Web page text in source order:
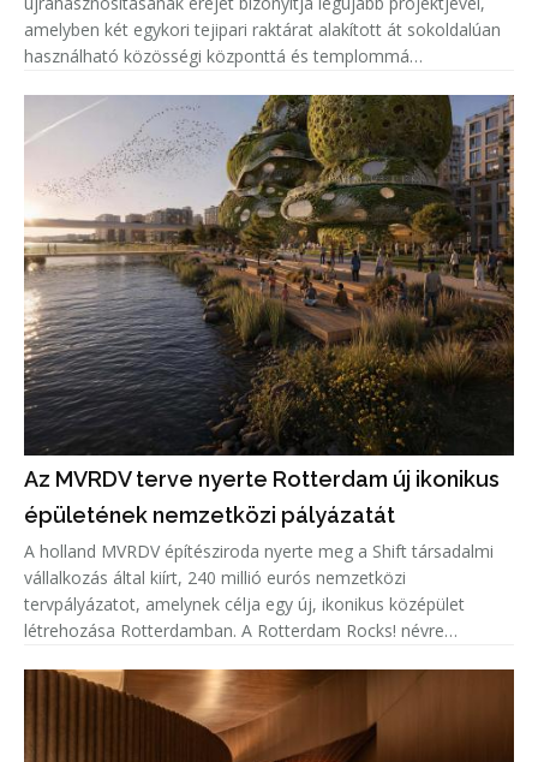
amelyben két egykori tejipari raktárat alakított át sokoldalúan
használható közösségi központtá és templommá
Church és a Community
Az MVRDV terve nyerte Rotterdam új ikonikus
épületének nemzetközi pályázatát
A holland MVRDV építésziroda nyerte meg a Shift társadalmi
vállalkozás által kiírt, 240 millió eurós nemzetközi
tervpályázatot, amelynek célja egy új, ikonikus középület
létrehozása Rotterdamban. A Rotterdam Rocks! névre
jelenik meg a Maas f